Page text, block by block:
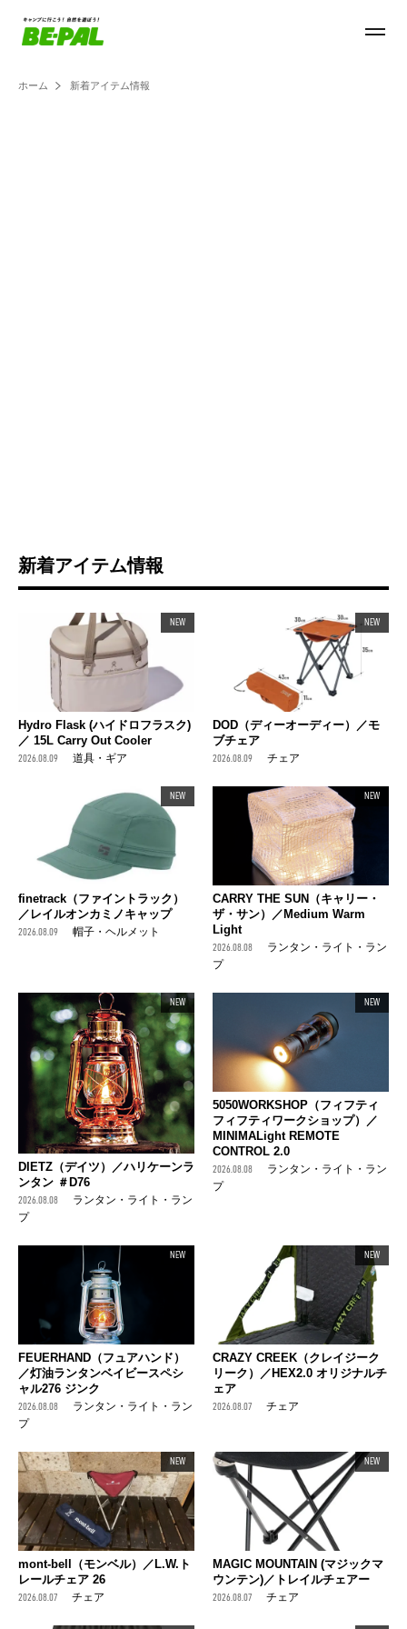
ホーム 新着アイテム情報
新着アイテム情報
NEW
Hydro Flask (ハイドロフラスク)
／ 15L Carry Out Cooler
2026.08.09 道具・ギア
NEW
DOD（ディーオーディー）／モ
ブチェア
2026.08.09 チェア
NEW
finetrack（ファイントラック）
／レイルオンカミノキャップ
2026.08.09 帽子・ヘルメット
NEW
CARRY THE SUN（キャリー・
ザ・サン）／Medium Warm
Light
2026.08.08
ランタン・ライト・ラン
プ
NEW
DIETZ（デイツ）／ハリケーンラ
ンタン ＃D76
2026.08.08
ランタン・ライト・ラン
プ
NEW
5050WORKSHOP（フィフティ
フィフティワークショップ）／
MINIMALight REMOTE
CONTROL 2.0
2026.08.08
ランタン・ライト・ラン
プ
NEW
FEUERHAND（フュアハンド）
／灯油ランタンベイビースペシ
ャル276 ジンク
2026.08.08
ランタン・ライト・ラン
プ
NEW
CRAZY CREEK（クレイジーク
リーク）／HEX2.0 オリジナルチ
ェア
2026.08.07 チェア
NEW
mont-bell（モンベル）／L.W.ト
レールチェア 26
2026.08.07 チェア
NEW
MAGIC MOUNTAIN (マジックマ
ウンテン)／トレイルチェアー
2026.08.07 チェア